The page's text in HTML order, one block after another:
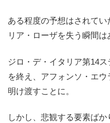
ある程度の予想はされて
リア・ローザを失う瞬間は
ジロ・デ・イタリア第14
を終え、アフォンソ・エ
明け渡すことに。
しかし、悲観する要素ば